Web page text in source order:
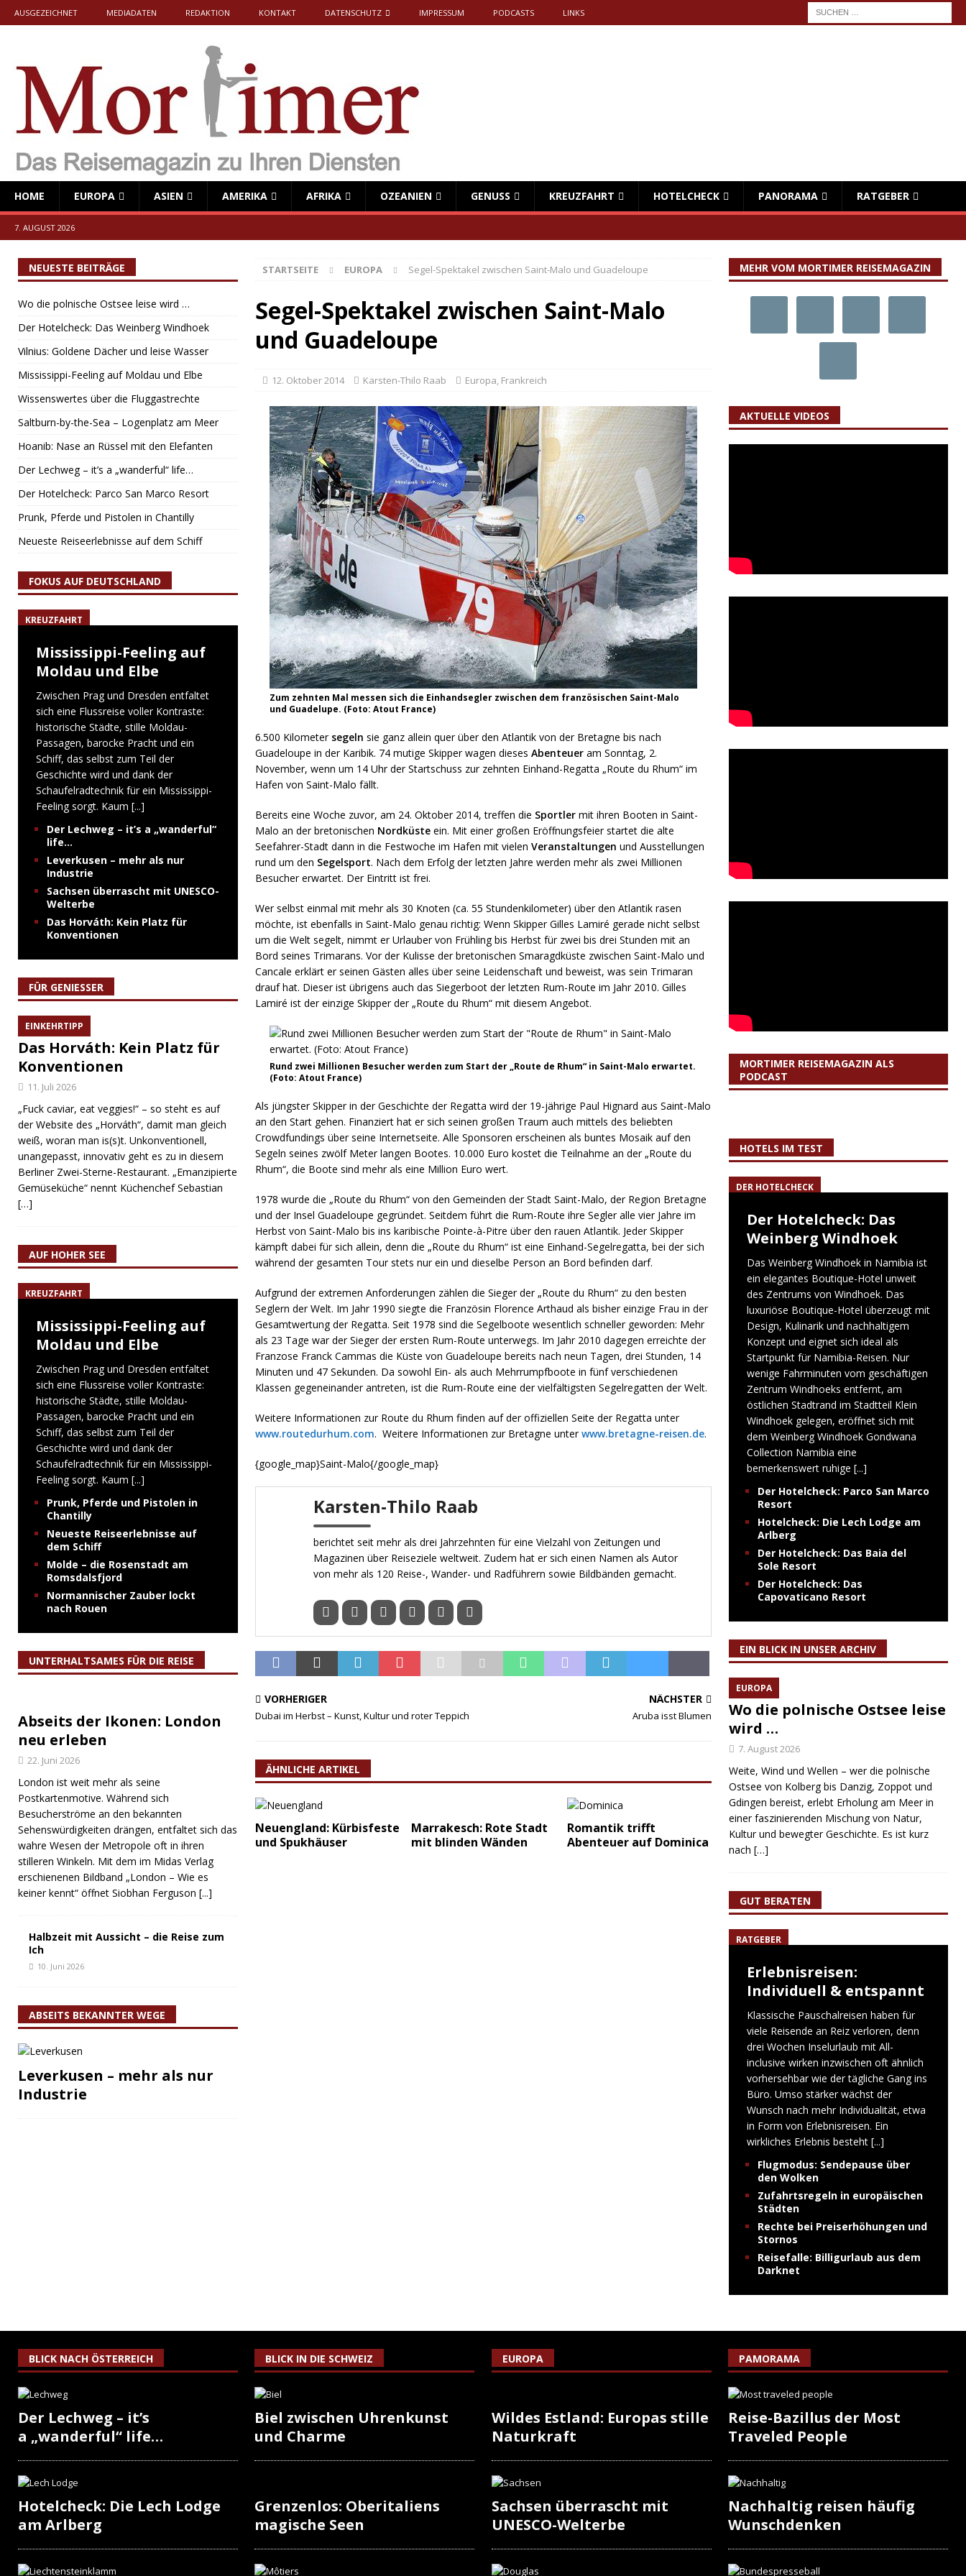
AUSGEZEICHNET MEDIADATEN REDAKTION KONTAKT DATENSCHUTZ IMPRESSUM PODCASTS LINKS
HOME EUROPA ASIEN AMERIKA AFRIKA OZEANIEN GENUSS KREUZFAHRT HOTELCHECK PANORAMA RATGEBER
7. AUGUST 2026
STARTSEITE EUROPA Segel-Spektakel zwischen Saint-Malo und Guadeloupe
Segel-Spektakel zwischen Saint-Malo
und Guadeloupe
12. Oktober 2014 Karsten-Thilo Raab Europa, Frankreich
Zum zehnten Mal messen sich die Einhandsegler zwischen dem französischen Saint-Malo
und Guadelupe. (Foto: Atout France)
6.500 Kilometer segeln sie ganz allein quer über den Atlantik von der Bretagne bis nach
Guadeloupe in der Karibik. 74 mutige Skipper wagen dieses Abenteueram Sonntag, 2.
November, wenn um 14 Uhr der Startschuss zur zehnten Einhand-Regatta „Route du Rhum“ im
Hafen von Saint-Malo fällt.
Bereits eine Woche zuvor, am 24. Oktober 2014, treffen die Sportlermit ihren Booten in Saint-
Malo an der bretonischen Nordküsteein. Mit einer großen Eröffnungsfeier startet die alte
Seefahrer-Stadt dann in die Festwoche im Hafen mit vielen Veranstaltungen und Ausstellungen
rund um den Segelsport. Nach dem Erfolg der letzten Jahre werden mehr als zwei Millionen
Besucher erwartet. Der Eintritt ist frei.
Wer selbst einmal mit mehr als 30 Knoten (ca. 55 Stundenkilometer) über den Atlantik rasen
möchte, ist ebenfalls in Saint-Malo genau richtig: Wenn Skipper Gilles Lamiré gerade nicht selbst
um die Welt segelt, nimmt er Urlauber von Frühling bis Herbst für zwei bis drei Stunden mit an
Bord seines Trimarans. Vor der Kulisse der bretonischen Smaragdküste zwischen Saint-Malo und
Cancale erklärt er seinen Gästen alles über seine Leidenschaft und beweist, was sein Trimaran
drauf hat. Dieser ist übrigens auch das Siegerboot der letzten Rum-Route im Jahr 2010. Gilles
Lamiré ist der einzige Skipper der „Route du Rhum“ mit diesem Angebot.
Rund zwei Millionen Besucher werden zum Start der „Route de Rhum“ in Saint-Malo erwartet.
(Foto: Atout France)
Als jüngster Skipper in der Geschichte der Regatta wird der 19-jährige Paul Hignard aus Saint-Malo
an den Start gehen. Finanziert hat er sich seinen großen Traum auch mittels des beliebten
Crowdfundings über seine Internetseite. Alle Sponsoren erscheinen als buntes Mosaik auf den
Segeln seines zwölf Meter langen Bootes. 10.000 Euro kostet die Teilnahme an der „Route du
Rhum“, die Boote sind mehr als eine Million Euro wert.
1978 wurde die „Route du Rhum“ von den Gemeinden der Stadt Saint-Malo, der Region Bretagne
und der Insel Guadeloupe gegründet. Seitdem führt die Rum-Route ihre Segler alle vier Jahre im
Herbst von Saint-Malo bis ins karibische Pointe-à-Pitre über den rauen Atlantik. Jeder Skipper
kämpft dabei für sich allein, denn die „Route du Rhum“ ist eine Einhand-Segelregatta, bei der sich
während der gesamten Tour stets nur ein und dieselbe Person an Bord befinden darf.
Aufgrund der extremen Anforderungen zählen die Sieger der „Route du Rhum“ zu den besten
Seglern der Welt. Im Jahr 1990 siegte die Französin Florence Arthaud als bisher einzige Frau in der
Gesamtwertung der Regatta. Seit 1978 sind die Segelboote wesentlich schneller geworden: Mehr
als 23 Tage war der Sieger der ersten Rum-Route unterwegs. Im Jahr 2010 dagegen erreichte der
Franzose Franck Cammas die Küste von Guadeloupe bereits nach neun Tagen, drei Stunden, 14
Minuten und 47 Sekunden. Da sowohl Ein- als auch Mehrrumpfboote in fünf verschiedenen
Klassen gegeneinander antreten, ist die Rum-Route eine der vielfältigsten Segelregatten der Welt.
Weitere Informationen zur Route du Rhum finden auf der offiziellen Seite der Regatta unter
www.routedurhum.com. Weitere Informationen zur Bretagne unterwww.bretagne-reisen.de.
{google_map}Saint-Malo{/google_map}
Karsten-Thilo Raab
berichtet seit mehr als drei Jahrzehnten für eine Vielzahl von Zeitungen und
Magazinen über Reiseziele weltweit. Zudem hat er sich einen Namen als Autor
von mehr als 120 Reise-, Wander- und Radführern sowie Bildbänden gemacht.
VORHERIGER
Dubai im Herbst – Kunst, Kultur und roter Teppich
NÄCHSTER
Aruba isst Blumen
ÄHNLICHE ARTIKEL
Neuengland: Kürbisfeste
und Spukhäuser
Marrakesch: Rote Stadt
mit blinden Wänden
Romantik trifft
Abenteuer auf Dominica
NEUESTE BEITRÄGE
Wo die polnische Ostsee leise wird …
Der Hotelcheck: Das Weinberg Windhoek
Vilnius: Goldene Dächer und leise Wasser
Mississippi-Feeling auf Moldau und Elbe
Wissenswertes über die Fluggastrechte
Saltburn-by-the-Sea – Logenplatz am Meer
Hoanib: Nase an Rüssel mit den Elefanten
Der Lechweg – it’s a „wanderful“ life…
Der Hotelcheck: Parco San Marco Resort
Prunk, Pferde und Pistolen in Chantilly
Neueste Reiseerlebnisse auf dem Schiff
FOKUS AUF DEUTSCHLAND
KREUZFAHRT
Mississippi-Feeling auf
Moldau und Elbe
Zwischen Prag und Dresden entfaltet
sich eine Flussreise voller Kontraste:
historische Städte, stille Moldau-
Passagen, barocke Pracht und ein
Schiff, das selbst zum Teil der
Geschichte wird und dank der
Schaufelradtechnik für ein Mississippi-
Feeling sorgt. Kaum [...]
Der Lechweg – it’s a „wanderful“
life…
Leverkusen – mehr als nur
Industrie
Sachsen überrascht mit UNESCO-
Welterbe
Das Horváth: Kein Platz für
Konventionen
FÜR GENIESSER
EINKEHRTIPP
Das Horváth: Kein Platz für
Konventionen
11. Juli 2026
„Fuck caviar, eat veggies!“ – so steht es auf
der Website des „Horváth“, damit man gleich
weiß, woran man is(s)t. Unkonventionell,
unangepasst, innovativ geht es zu in diesem
Berliner Zwei-Sterne-Restaurant. „Emanzipierte
Gemüseküche“ nennt Küchenchef Sebastian
[…]
AUF HOHER SEE
KREUZFAHRT
Mississippi-Feeling auf
Moldau und Elbe
Zwischen Prag und Dresden entfaltet
sich eine Flussreise voller Kontraste:
historische Städte, stille Moldau-
Passagen, barocke Pracht und ein
Schiff, das selbst zum Teil der
Geschichte wird und dank der
Schaufelradtechnik für ein Mississippi-
Feeling sorgt. Kaum [...]
Prunk, Pferde und Pistolen in
Chantilly
Neueste Reiseerlebnisse auf
dem Schiff
Molde – die Rosenstadt am
Romsdalsfjord
Normannischer Zauber lockt
nach Rouen
UNTERHALTSAMES FÜR DIE REISE
Abseits der Ikonen: London
neu erleben
22. Juni 2026
London ist weit mehr als seine
Postkartenmotive. Während sich
Besucherströme an den bekannten
Sehenswürdigkeiten drängen, entfaltet sich das
wahre Wesen der Metropole oft in ihren
stilleren Winkeln. Mit dem im Midas Verlag
erschienenen Bildband „London – Wie es
keiner kennt“ öffnet Siobhan Ferguson [...]
Halbzeit mit Aussicht – die Reise zum
Ich
10. Juni 2026
ABSEITS BEKANNTER WEGE
Leverkusen – mehr als nur
Industrie
MEHR VOM MORTIMER REISEMAGAZIN
AKTUELLE VIDEOS
MORTIMER REISEMAGAZIN ALS
PODCAST
HOTELS IM TEST
DER HOTELCHECK
Der Hotelcheck: Das
Weinberg Windhoek
Das Weinberg Windhoek in Namibia ist
ein elegantes Boutique-Hotel unweit
des Zentrums von Windhoek. Das
luxuriöse Boutique-Hotel überzeugt mit
Design, Kulinarik und nachhaltigem
Konzept und eignet sich ideal als
Startpunkt für Namibia-Reisen. Nur
wenige Fahrminuten vom geschäftigen
Zentrum Windhoeks entfernt, am
östlichen Stadtrand im Stadtteil Klein
Windhoek gelegen, eröffnet sich mit
dem Weinberg Windhoek Gondwana
Collection Namibia eine
bemerkenswert ruhige [...]
Der Hotelcheck: Parco San Marco
Resort
Hotelcheck: Die Lech Lodge am
Arlberg
Der Hotelcheck: Das Baia del
Sole Resort
Der Hotelcheck: Das
Capovaticano Resort
EIN BLICK IN UNSER ARCHIV
EUROPA
Wo die polnische Ostsee leise
wird …
7. August 2026
Weite, Wind und Wellen – wer die polnische
Ostsee von Kolberg bis Danzig, Zoppot und
Gdingen bereist, erlebt Erholung am Meer in
einer faszinierenden Mischung von Natur,
Kultur und bewegter Geschichte. Es ist kurz
nach […]
GUT BERATEN
RATGEBER
Erlebnisreisen:
Individuell & entspannt
Klassische Pauschalreisen haben für
viele Reisende an Reiz verloren, denn
drei Wochen Inselurlaub mit All-
inclusive wirken inzwischen oft ähnlich
vorhersehbar wie der tägliche Gang ins
Büro. Umso stärker wächst der
Wunsch nach mehr Individualität, etwa
in Form von Erlebnisreisen. Ein
wirkliches Erlebnis besteht [...]
Flugmodus: Sendepause über
den Wolken
Zufahrtsregeln in europäischen
Städten
Rechte bei Preiserhöhungen und
Stornos
Reisefalle: Billigurlaub aus dem
Darknet
BLICK NACH ÖSTERREICH
Der Lechweg – it’s
a „wanderful“ life…
Hotelcheck: Die Lech Lodge
am Arlberg
BLICK IN DIE SCHWEIZ
Biel zwischen Uhrenkunst
und Charme
Grenzenlos: Oberitaliens
magische Seen
EUROPA
Wildes Estland: Europas stille
Naturkraft
Sachsen überrascht mit
UNESCO-Welterbe
PAMORAMA
Reise-Bazillus der Most
Traveled People
Nachhaltig reisen häufig
Wunschdenken